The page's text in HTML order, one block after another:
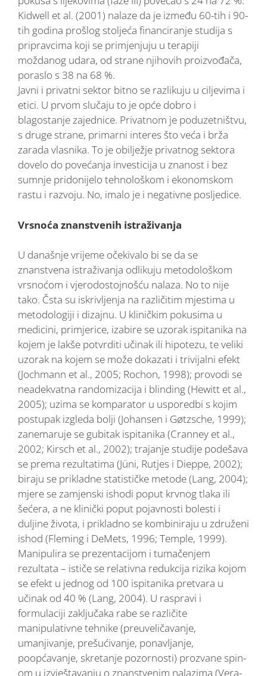
Kidwell et al. (2001) nalaze da je između 60-tih i 90-
tih godina prošlog stoljeća financiranje studija s
pripravcima koji se primjenjuju u terapiji
moždanog udara, od strane njihovih proizvođača,
poraslo s 38 na 68 %.
Javni i privatni sektor bitno se razlikuju u ciljevima i
etici. U prvom slučaju to je opće dobro i
blagostanje zajednice. Privatnom je poduzetništvu,
s druge strane, primarni interes što veća i brža
zarada vlasnika. To je obilježje privatnog sektora
dovelo do povećanja investicija u znanost i bez
sumnje pridonijelo tehnološkom i ekonomskom
rastu i razvoju. No, imalo je i negativne posljedice.
Vrsnoća znanstvenih istraživanja
U današnje vrijeme očekivalo bi se da se
znanstvena istraživanja odlikuju metodološkom
vrsnoćom i vjerodostojnošću nalaza. No to nije
tako. Čsta su iskrivljenja na različitim mjestima u
metodologiji i dizajnu. U kliničkim pokusima u
medicini, primjerice, izabire se uzorak ispitanika na
kojem je lakše potvrditi učinak ili hipotezu, te veliki
uzorak na kojem se može dokazati i trivijalni efekt
(Jochmann et al., 2005; Rochon, 1998); provodi se
neadekvatna randomizacija i blinding (Hewitt et al.,
2005); uzima se komparator u usporedbi s kojim
postupak izgleda bolji (Johansen i Gøtzsche, 1999);
zanemaruje se gubitak ispitanika (Cranney et al.,
2002; Kirsch et al., 2002); trajanje studije podešava
se prema rezultatima (Jüni, Rutjes i Dieppe, 2002);
biraju se prikladne statističke metode (Lang, 2004);
mjere se zamjenski ishodi poput krvnog tlaka ili
šećera, a ne klinički poput pojavnosti bolesti i
duljine života, i prikladno se kombiniraju u združeni
ishod (Fleming i DeMets, 1996; Temple, 1999).
Manipulira se prezentacijom i tumačenjem
rezultata – ističe se relativna redukcija rizika kojom
se efekt u jednog od 100 ispitanika pretvara u
učinak od 40 % (Lang, 2004). U raspravi i
formulaciji zaključaka rabe se različite
manipulativne tehnike (preuveličavanje,
umanjivanje, prešućivanje, ponavljanje,
poopćavanje, skretanje pozornosti) prozvane spin-
om u izvještavanju o znanstvenim nalazima (Vera-